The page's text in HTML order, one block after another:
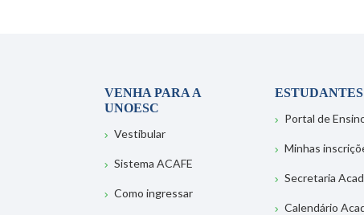
VENHA PARA A
UNOESC
Vestibular
Sistema ACAFE
Como ingressar
ESTUDANTES
Portal de
Minhas
Secretaria
Calendário